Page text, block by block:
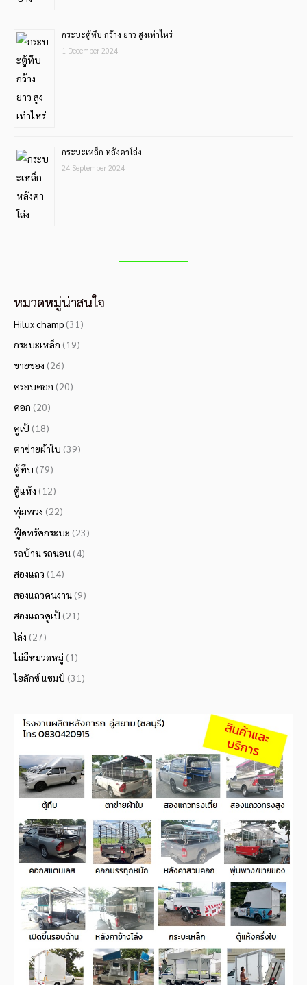
กระบะตู้ทึบ กว้าง ยาว สูงเท่าไหร่
1 December 2024
กระบะเหล็ก หลังคาโล่ง
24 September 2024
หมวดหมู่น่าสนใจ
Hilux champ (31)
กระบะเหล็ก (19)
ขายของ (26)
ครอบคอก (20)
คอก (20)
คูเป้ (18)
ตาข่ายผ้าใบ (39)
ตู้ทึบ (79)
ตู้แห้ง (12)
พุ่มพวง (22)
ฟู๊ดทรัคกระบะ (23)
รถบ้าน รถนอน (4)
สองแถว (14)
สองแถวคนงาน (9)
สองแถวคูเป้ (21)
โล่ง (27)
ไม่มีหมวดหมู่ (1)
ไฮลักซ์ แชมป์ (31)